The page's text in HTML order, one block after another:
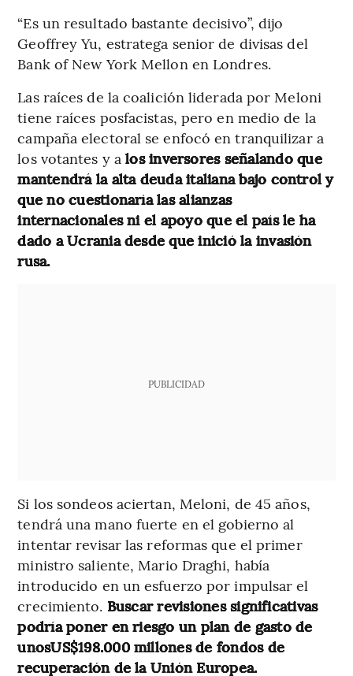
“Es un resultado bastante decisivo”, dijo
Geoffrey Yu, estratega senior de divisas del
Bank of New York Mellon en Londres.
Las raíces de la coalición liderada por Meloni
tiene raíces posfacistas, pero en medio de la
campaña electoral se enfocó en tranquilizar a
los votantes y alos inversores señalando que
mantendrá la alta deuda italiana bajo control y
que no cuestionaría las alianzas
internacionales ni el apoyo que el país le ha
dado a Ucrania desde que inició la invasión
rusa.
PUBLICIDAD
Si los sondeos aciertan, Meloni, de 45 años,
tendrá una mano fuerte en el gobierno al
intentar revisar las reformas que el primer
ministro saliente, Mario Draghi, había
introducido en un esfuerzo por impulsar el
crecimiento. Buscar revisiones significativas
podría poner en riesgo un plan de gasto de
unosUS$198.000 millones de fondos de
recuperación de la Unión Europea.